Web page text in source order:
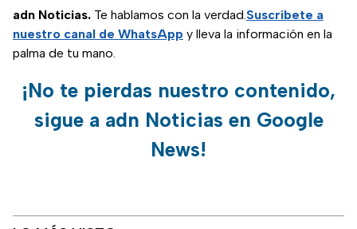
adn Noticias. Te hablamos con la verdad.Suscríbete a
nuestro canal de WhatsApp y lleva la información en la
palma de tu mano.
¡No te pierdas nuestro contenido,
sigue a adn Noticias en Google
News!